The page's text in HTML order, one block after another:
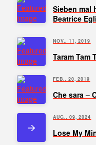
Sieben mal
Beatrice Egli
NOV.. 11, 2019
Taram Tam
FEB.. 20, 2019
Che sara –
AUG.. 09, 2024
Lose My